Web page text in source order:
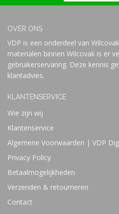
OVER ONS
VDP is een onderdeel van
materialen binnen Wilcovak is er
gebruikerservaring. Deze kennis
klantadvies.
KLANTENSERVICE
Wie zijn wij
Klantenservice
Algemene Voorwaarden | VDP
Privacy Policy
Betaalmogelijkheden
Verzenden & retourneren
Contact